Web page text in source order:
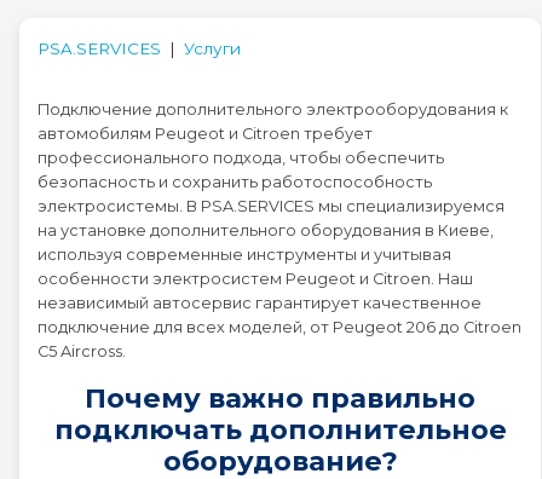
Peugeot 1007
Peugeot 107
Peugeot 108
Peugeot 2008
Peugeot 206
PSA.SERVICES | Услуги
Подключение дополнительного электрооборудования к
автомобилям Peugeot и Citroen требует
профессионального подхода, чтобы обеспечить
безопасность и сохранить работоспособность
электросистемы. В PSA.SERVICES мы специализируемся
на установке дополнительного оборудования в Киеве,
используя современные инструменты и учитывая
особенности электросистем Peugeot и Citroen. Наш
независимый автосервис гарантирует качественное
подключение для всех моделей, от Peugeot 206 до Citroen
C5 Aircross.
Почему важно правильно
подключать дополнительное
оборудование?